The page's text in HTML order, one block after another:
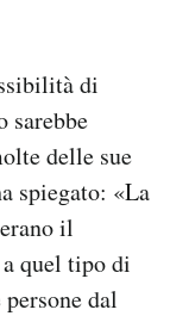
di
sarebbe
delle sue
spiegato: «La
il
quel tipo di
dal